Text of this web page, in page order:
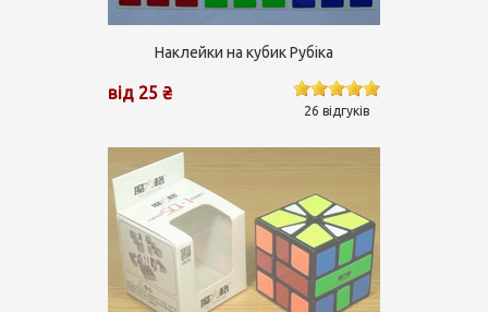
Наклейки на кубик Рубіка
від 25 ₴
26 відгуків